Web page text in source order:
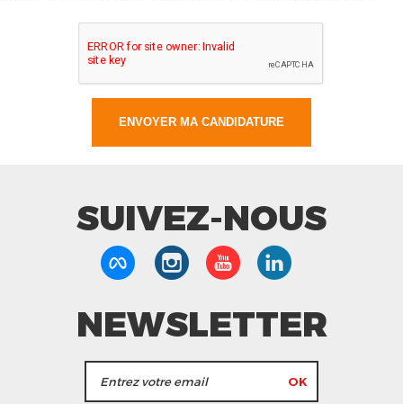
SUIVEZ-NOUS
NEWSLETTER